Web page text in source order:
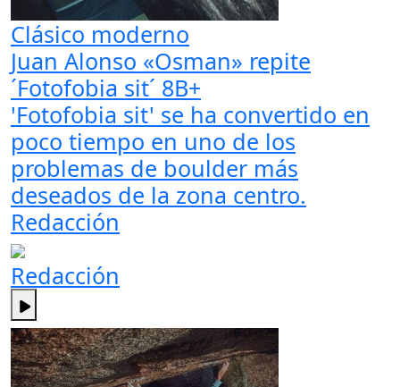
Clásico moderno
Juan Alonso «Osman» repite
´Fotofobia sit´ 8B+
'Fotofobia sit' se ha convertido en
poco tiempo en uno de los
problemas de boulder más
deseados de la zona centro.
Redacción
Redacción